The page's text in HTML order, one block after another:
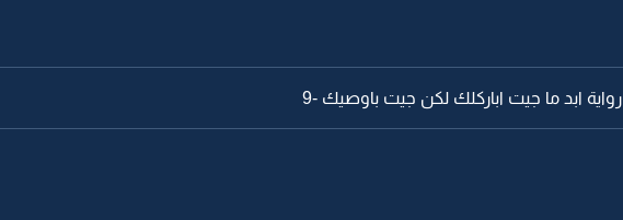
رواية ابد ما جيت اباركلك لكن جيت باوصيك -9